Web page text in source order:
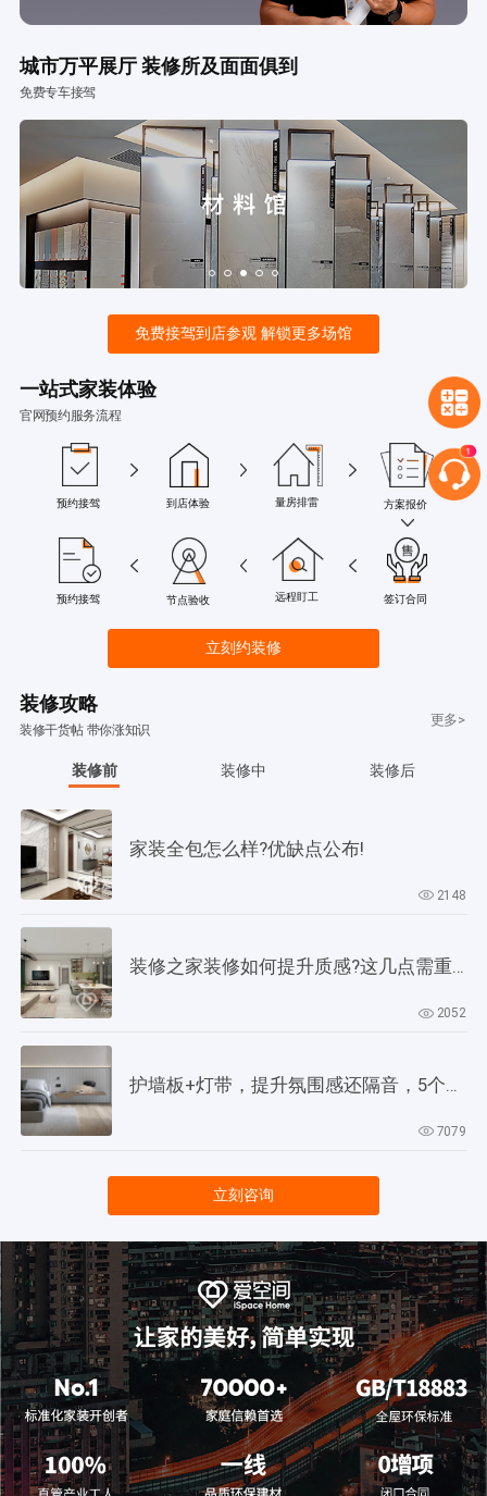
城市万平展厅 装修所及面面俱到
免费专车接驾
免费接驾到店参观 解锁更多场馆
一站式家装体验
官网预约服务流程
预约接驾 到店体验 量房排雷 方案报价
预约接驾 节点验收 远程盯工 签订合同
立刻约装修
装修攻略
装修干货帖 带你涨知识
更多>
装修前 装修中 装修后
家装全包怎么样?优缺点公布!
2148
装修之家装修如何提升质感?这几点需重视起来
2052
7079
立刻咨询